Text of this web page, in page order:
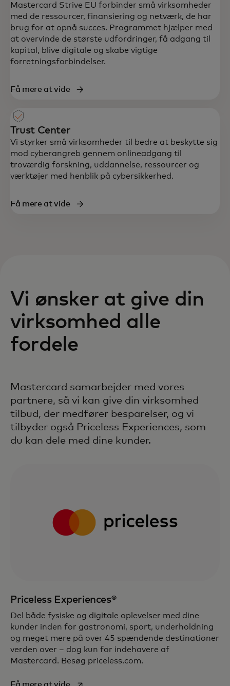
Mastercard Strive EU forbinder små virksomheder
med de ressourcer, finansiering og netværk, de har
brug for at opnå succes. Programmet hjælper med
at overvinde de største udfordringer, få adgang til
kapital, blive digitale og skabe vigtige
forretningsforbindelser.
Få mere at vide
Trust Center
Vi styrker små virksomheder til bedre at beskytte sig
mod cyberangreb​ gennem onlineadgang til
troværdig forskning, uddannelse, ressourcer og
værktøjer med henblik på cybersikkerhed.
Få mere at vide
Vi ønsker at give din
virksomhed alle
fordele
Mastercard samarbejder med vores
partnere, så vi kan give din virksomhed
tilbud, der medfører besparelser, og vi
tilbyder også Priceless Experiences, som
du kan dele med dine kunder.
Priceless Experiences®
Del både fysiske og digitale oplevelser med dine
kunder inden for gastronomi, sport, underholdning
og meget mere på over 45 spændende destinationer
verden over – dog kun for indehavere af
Mastercard. Besøg priceless.com.
opens in a new tab